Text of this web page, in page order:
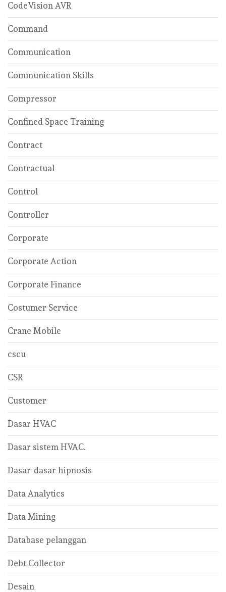
CodeVision AVR
Command
Communication
Communication Skills
Compressor
Confined Space Training
Contract
Contractual
Control
Controller
Corporate
Corporate Action
Corporate Finance
Costumer Service
Crane Mobile
cscu
CSR
Customer
Dasar HVAC
Dasar sistem HVAC.
Dasar-dasar hipnosis
Data Analytics
Data Mining
Database pelanggan
Debt Collector
Desain